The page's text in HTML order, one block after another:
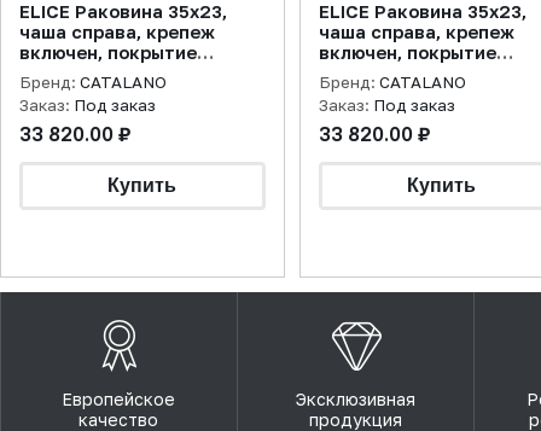
ELICE Раковина 35x23,
чаша справа, крепеж
включен, покрытие
cataglaze+, цемент
матовая
Бренд: CATALANO
Заказ: Под заказ
33 820.00 ₽
ELICE Раковина 35x23,
чаша справа, крепеж
включен, покрытие
cataglaze+, белая
матовая
Бренд: CATALANO
Заказ: Под заказ
33 820.00 ₽
Европейское
качество
Эксклюзивная
продукция